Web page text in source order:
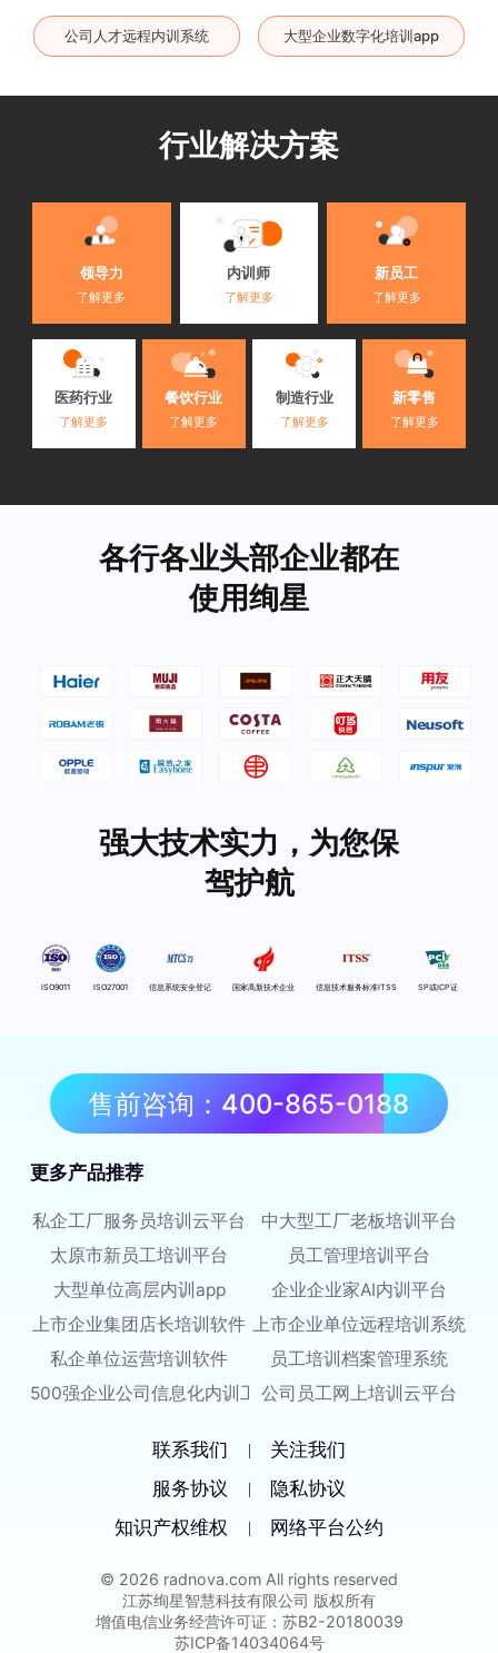
公司人才远程内训系统 大型企业数字化培训app
行业解决方案
领导力
了解更多
内训师
了解更多
新员工
了解更多
医药行业
了解更多
餐饮行业
了解更多
制造行业
了解更多
新零售
了解更多
各行各业头部企业都在
使用绚星
强大技术实力，为您保
驾护航
ISO9011 ISO27001 信息系统安全登记 国家高新技术企业 信息技术服务标准ITSS SP或ICP证
售前咨询：400-865-0188
更多产品推荐
私企工厂服务员培训云平台
中大型工厂老板培训平台
太原市新员工培训平台
员工管理培训平台
大型单位高层内训app
企业企业家AI内训平台
上市企业集团店长培训软件 上市企业单位远程培训系统
私企单位运营培训软件
员工培训档案管理系统
500强企业公司信息化内训工具公司员工网上培训云平台
联系我们 |
关注我们
服务协议
|
隐私协议
知识产权维权
| 网络平台公约
© 2026 radnova.com All rights reserved
江苏绚星智慧科技有限公司 版权所有
增值电信业务经营许可证：苏B2-20180039
苏ICP备14034064号